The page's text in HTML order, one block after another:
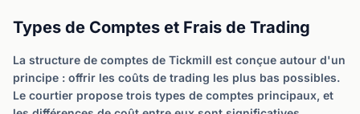
Types de Comptes et Frais de Trading
La structure de comptes de Tickmill est conçue autour d'un
principe : offrir les coûts de trading les plus bas possibles.
Le courtier propose trois types de comptes principaux, et